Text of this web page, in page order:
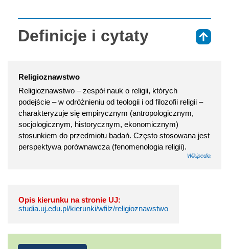
Definicje i cytaty
Religioznawstwo
Religioznawstwo – zespół nauk o religii, których
podejście – w odróżnieniu od teologii i od filozofii religii –
charakteryzuje się empirycznym (antropologicznym,
socjologicznym, historycznym, ekonomicznym)
stosunkiem do przedmiotu badań. Często stosowana jest
perspektywa porównawcza (fenomenologia religii).
Wikipedia
Opis kierunku na stronie UJ:
studia.uj.edu.pl/kierunki/wfilz/religioznawstwo